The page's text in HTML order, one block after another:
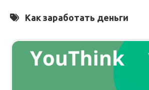
Как заработать деньги